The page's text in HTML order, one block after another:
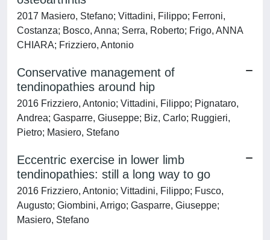
2017 Masiero, Stefano; Vittadini, Filippo; Ferroni,
Costanza; Bosco, Anna; Serra, Roberto; Frigo, ANNA
CHIARA; Frizziero, Antonio
Conservative management of
tendinopathies around hip
2016 Frizziero, Antonio; Vittadini, Filippo; Pignataro,
Andrea; Gasparre, Giuseppe; Biz, Carlo; Ruggieri,
Pietro; Masiero, Stefano
Eccentric exercise in lower limb
tendinopathies: still a long way to go
2016 Frizziero, Antonio; Vittadini, Filippo; Fusco,
Augusto; Giombini, Arrigo; Gasparre, Giuseppe;
Masiero, Stefano